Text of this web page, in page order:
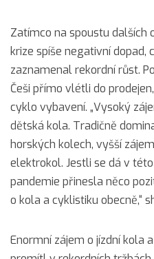
Zatímco na spoustu dalších
krize spíše negativní dopad,
zaznamenal rekordní růst.
Češi přímo vlétli do
cyklo vybavení. „Vysoký
dětská kola. Tradičně
horských kolech, vyšší
elektrokol. Jestli se dá v
pandemie přinesla něco
o kola a cyklistiku obecně,“
Enormní zájem o jízdní kola